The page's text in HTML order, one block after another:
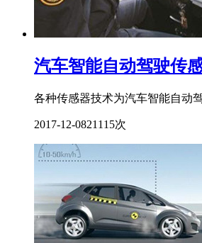
汽车智能自动驾驶传
各种传感器技术为汽车智能自动
2017-12-0821115次